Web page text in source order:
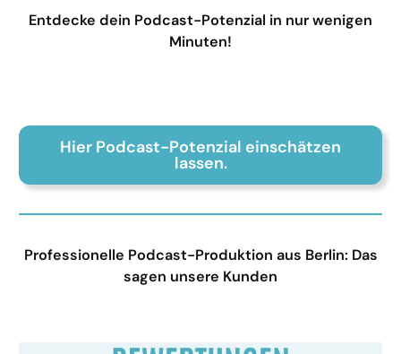
Entdecke dein Podcast-Potenzial in nur wenigen
Minuten!
Hier Podcast-Potenzial einschätzen
lassen.
Professionelle Podcast-Produktion aus Berlin: Das
sagen unsere Kunden